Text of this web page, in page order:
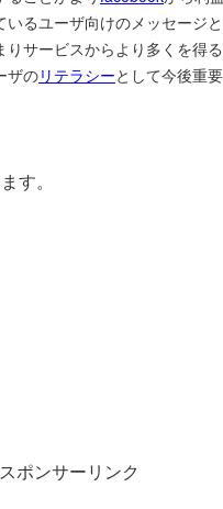
るユーザ向けのメッセージ
サービスからより多くを得
ザのリテラシーとして今後重
す。
スポンサーリンク